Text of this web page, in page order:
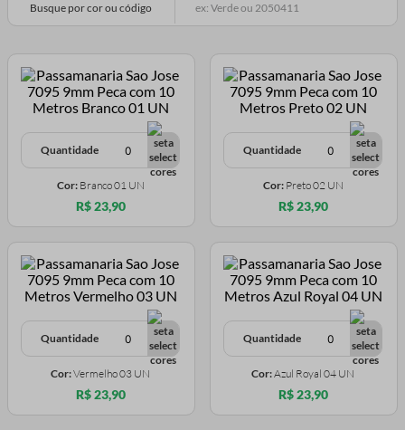
Busque por cor ou código
Quantidade
Cor: Branco 01 UN
R$ 23,90
Quantidade
Cor: Preto 02 UN
R$ 23,90
Quantidade
Cor:Vermelho 03 UN
R$ 23,90
Quantidade
Cor:Azul Royal 04 UN
R$ 23,90